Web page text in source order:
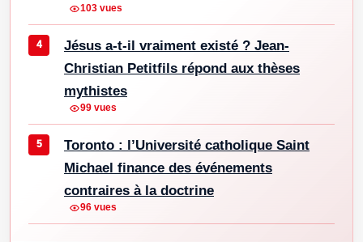
103 vues
Jésus a-t-il vraiment existé ? Jean-
Christian Petitfils répond aux thèses
mythistes
99 vues
Toronto : l’Université catholique Saint
Michael finance des événements
contraires à la doctrine
96 vues